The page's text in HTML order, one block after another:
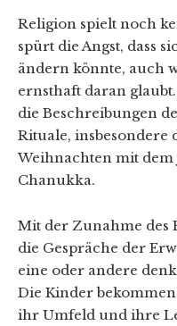
Religion spielt noch
spürt die Angst, dass
ändern könnte, auch
ernsthaft daran
die Beschreibungen
Rituale, insbesondere
Weihnachten mit
Chanukka.
Mit der Zunahme des
die Gespräche der
eine oder andere
Die Kinder
ihr Umfeld und ihre